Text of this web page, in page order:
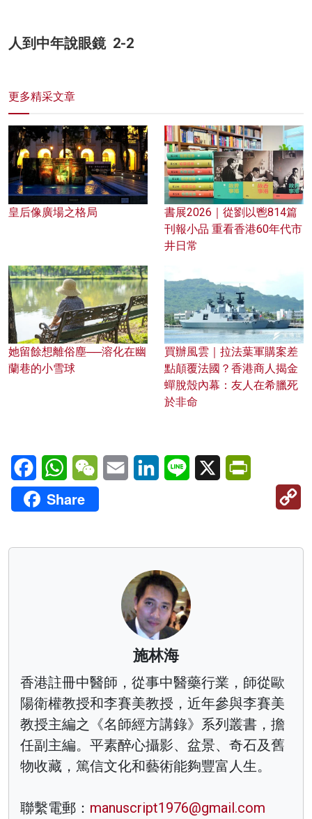
人到中年說眼鏡 2-2
更多精采文章
皇后像廣場之格局
書展2026｜從劉以鬯814篇
刊報小品 重看香港60年代市
井日常
她留餘想離俗塵──溶化在幽
蘭巷的小雪球
買辦風雲｜拉法葉軍購案差
點顛覆法國？香港商人揭金
蟬脫殼內幕：友人在希臘死
於非命
FacebookWhatsAppWeChatEmail LinkedInLine X
Share
施林海
香港註冊中醫師，從事中醫藥行業，師從歐
陽衛權教授和李賽美教授，近年參與李賽美
教授主編之《名師經方講錄》系列叢書，擔
任副主編。平素醉心攝影、盆景、奇石及舊
物收藏，篤信文化和藝術能夠豐富人生。
聯繫電郵： manuscript1976@gmail.com